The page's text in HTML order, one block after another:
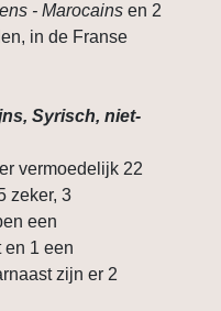
- Marocains en 2
in de Franse
Syrisch, niet-
vermoedelijk 22
zeker, 3
een
en 1 een
zijn er 2